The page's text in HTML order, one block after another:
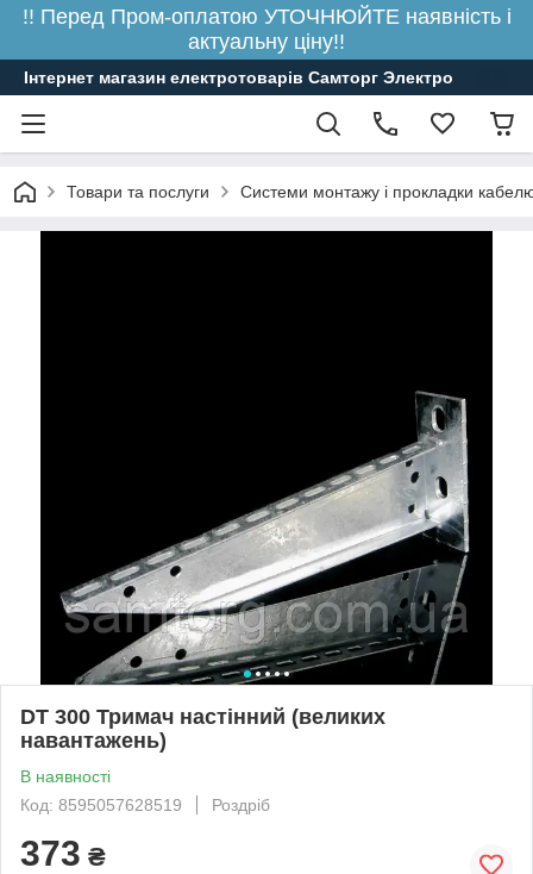
!! Перед Пром-оплатою УТОЧНЮЙТЕ наявність і
актуальну ціну!!
Інтернет магазин електротоварів Самторг Электро
Товари та послуги Системи монтажу і прокладки
DT 300 Тримач настінний (великих
навантажень)
В наявності
Код: 8595057628519
Роздріб
373 ₴